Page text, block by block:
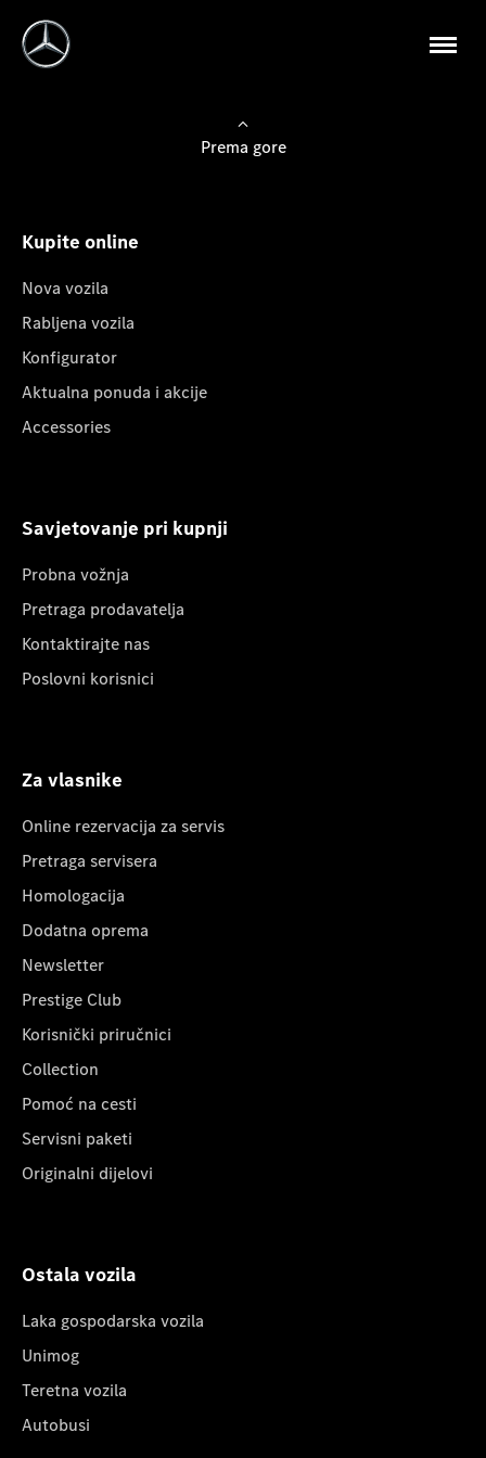
Prema gore
Kupite online
Nova vozila
Rabljena vozila
Konfigurator
Aktualna ponuda i akcije
Accessories
Savjetovanje pri kupnji
Probna vožnja
Pretraga prodavatelja
Kontaktirajte nas
Poslovni korisnici
Za vlasnike
Online rezervacija za servis
Pretraga servisera
Homologacija
Dodatna oprema
Newsletter
Prestige Club
Korisnički priručnici
Collection
Pomoć na cesti
Servisni paketi
Originalni dijelovi
Ostala vozila
Laka gospodarska vozila
Unimog
Teretna vozila
Autobusi